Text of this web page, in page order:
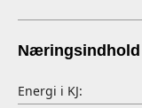
Næringsindhold
Energi i KJ: